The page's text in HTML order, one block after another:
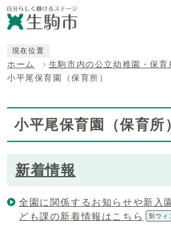
現在位置
ホーム
生駒市内の公立幼稚園・保育
小平尾保育園（保育所）
小平尾保育園（保育所
新着情報
全園に関係するお知らせや新入
ども課の新着情報はこちら
別ウィ